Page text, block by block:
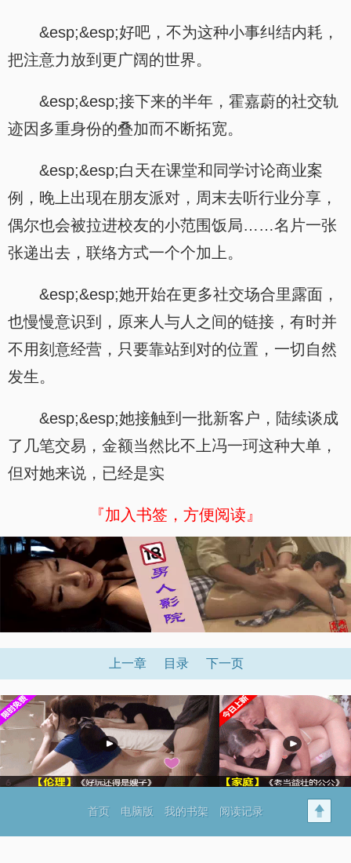
&esp;&esp;好吧，不为这种小事纠结内耗，
把注意力放到更广阔的世界。
&esp;&esp;接下来的半年，霍嘉蔚的社交轨
迹因多重身份的叠加而不断拓宽。
&esp;&esp;白天在课堂和同学讨论商业案
例，晚上出现在朋友派对，周末去听行业分享，
偶尔也会被拉进校友的小范围饭局……名片一张
张递出去，联络方式一个个加上。
&esp;&esp;她开始在更多社交场合里露面，
也慢慢意识到，原来人与人之间的链接，有时并
不用刻意经营，只要靠站到对的位置，一切自然
发生。
&esp;&esp;她接触到一批新客户，陆续谈成
了几笔交易，金额当然比不上冯一珂这种大单，
但对她来说，已经是实
『加入书签，方便阅读』
上一章 目录 下一页
首页 电脑版 我的书架 阅读记录